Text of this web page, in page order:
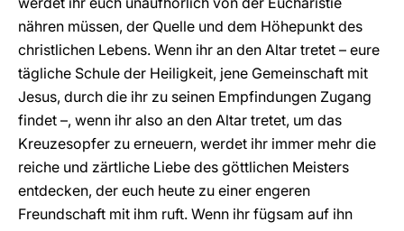
nähren müssen, der Quelle und dem Höhepunkt des
christlichen Lebens. Wenn ihr an den Altar tretet – eure
tägliche Schule der Heiligkeit, jene Gemeinschaft mit
Jesus, durch die ihr zu seinen Empfindungen Zugang
findet –, wenn ihr also an den Altar tretet, um das
Kreuzesopfer zu erneuern, werdet ihr immer mehr die
reiche und zärtliche Liebe des göttlichen Meisters
entdecken, der euch heute zu einer engeren
Freundschaft mit ihm ruft. Wenn ihr fügsam auf ihn